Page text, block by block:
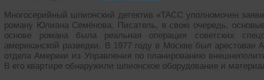
Многосерийный шпионский детектив «ТАСС уполномочен
роману Юлиана Семёнова. Писатель, в свою очередь,
основе романа была реальная операция советских
американской разведки. В 1977 году в Москве был арестован
отдела Америки из Управления по планированию
В его квартире обнаружили шпионское оборудование и